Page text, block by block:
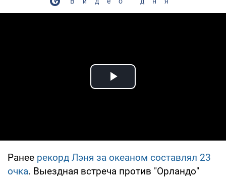
Play Video
Ранее рекорд Лэня за океаном составлял 23
очка. Выездная встреча против "Орландо"